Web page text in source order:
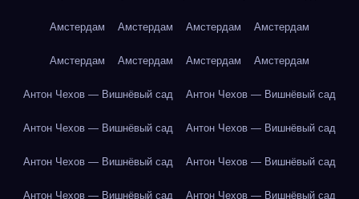
Амстердам Амстердам Амстердам Амстердам
Амстердам Амстердам Амстердам Амстердам
Антон Чехов — Вишнёвый сад Антон Чехов — Вишнёвый сад
Антон Чехов — Вишнёвый сад Антон Чехов — Вишнёвый сад
Антон Чехов — Вишнёвый сад Антон Чехов — Вишнёвый сад
Антон Чехов — Вишнёвый сад Антон Чехов — Вишнёвый сад